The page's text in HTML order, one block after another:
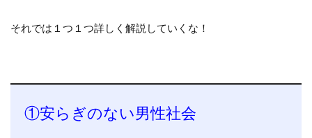
それでは１つ１つ詳しく解説していくな！
①安らぎのない男性社会